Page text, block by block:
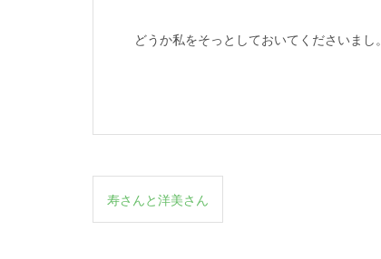
どうか私をそっとしておいてくださいまし。
投
稿
寿さんと洋美さん